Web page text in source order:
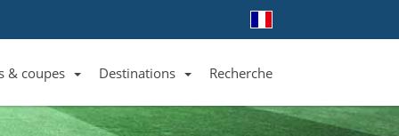
Liste des clubs et équipes
& coupes
Liste des ligues et coupes
Destinations
Toutes les destinations
Recherche